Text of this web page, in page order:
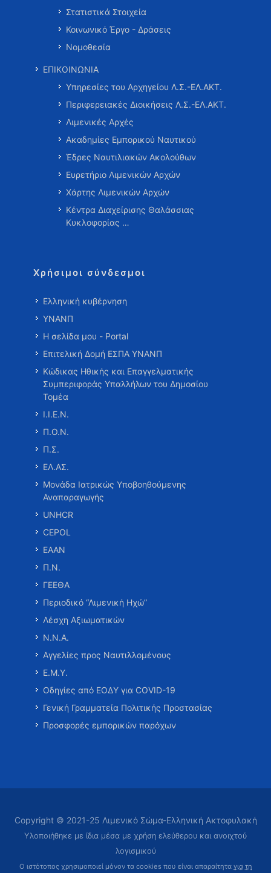
Στατιστικά Στοιχεία
Κοινωνικό Έργο - Δράσεις
Νομοθεσία
ΕΠΙΚΟΙΝΩΝΙΑ
Υπηρεσίες του Αρχηγείου Λ.Σ.-ΕΛ.ΑΚΤ.
Περιφερειακές Διοικήσεις Λ.Σ.-ΕΛ.ΑΚΤ.
Λιμενικές Αρχές
Ακαδημίες Εμπορικού Ναυτικού
Έδρες Ναυτιλιακών Ακολούθων
Ευρετήριο Λιμενικών Αρχών
Χάρτης Λιμενικών Αρχών
Κέντρα Διαχείρισης Θαλάσσιας
Κυκλοφορίας …
Χρήσιμοι σύνδεσμοι
Ελληνική κυβέρνηση
ΥΝΑΝΠ
Η σελίδα μου - Portal
Επιτελική Δομή ΕΣΠΑ ΥΝΑΝΠ
Κώδικας Ηθικής και Επαγγελματικής
Συμπεριφοράς Υπαλλήλων του Δημοσίου
Τομέα
Ι.Ι.Ε.Ν.
Π.Ο.Ν.
Π.Σ.
ΕΛ.ΑΣ.
Μονάδα Ιατρικώς Υποβοηθούμενης
Αναπαραγωγής
UNHCR
CEPOL
ΕΑΑΝ
Π.Ν.
ΓΕΕΘΑ
Περιοδικό “Λιμενική Ηχώ”
Λέσχη Αξιωματικών
Ν.Ν.Α.
Αγγελίες προς Ναυτιλλομένους
Ε.Μ.Υ.
Οδηγίες από ΕΟΔΥ για COVID-19
Γενική Γραμματεία Πολιτικής Προστασίας
Προσφορές εμπορικών παρόχων
Copyright © 2021-25 Λιμενικό Σώμα-Ελληνική Ακτοφυλακή
Υλοποιήθηκε με ίδια μέσα με χρήση ελεύθερου και ανοιχτού
λογισμικού
Ο ιστότοπος χρησιμοποιεί μόνον τα cookies που είναι απαραίτητα για τη